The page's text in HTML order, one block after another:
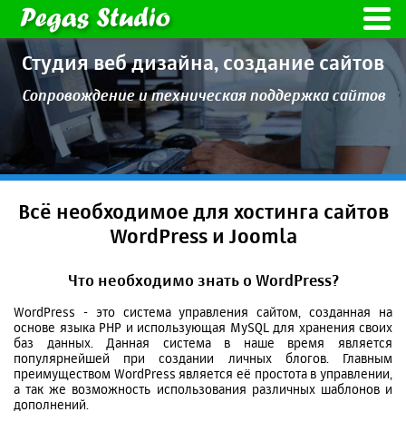
Студия веб дизайна, создание сайтов
Сопровождение и техническая поддержка сайтов
Всё необходимое для хостинга сайтов
WordPress и Joomla
Что необходимо знать о WordPress?
WordPress - это система управления сайтом, созданная на
основе языка PHP и использующая MySQL для хранения своих
баз данных. Данная система в наше время является
популярнейшей при создании личных блогов. Главным
преимуществом WordPress является её простота в управлении,
а так же возможность использования различных шаблонов и
дополнений.